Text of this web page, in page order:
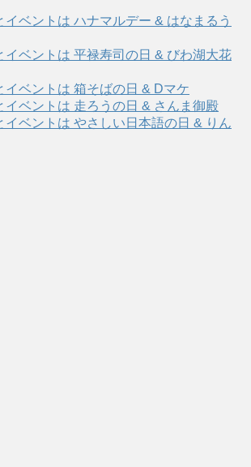
ベントは ハナマルデー & はなまるう
イベントは 平禄寿司の日 & びわ湖大花
イベントは 箱そばの日 & Dマケ
イベントは 走ろうの日 & さんま御殿
イベントは やさしい日本語の日 & りん